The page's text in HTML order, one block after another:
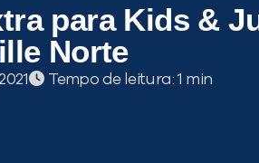
para Kids &
Norte
Tempo de leitura: